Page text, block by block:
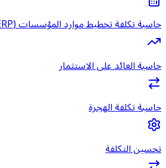
حاسبة تكلفة تخطيط موارد المؤسسات (ERP).
حاسبة العائد على الاستثمار
حاسبة تكلفة الهجرة
تحسين التكلفة